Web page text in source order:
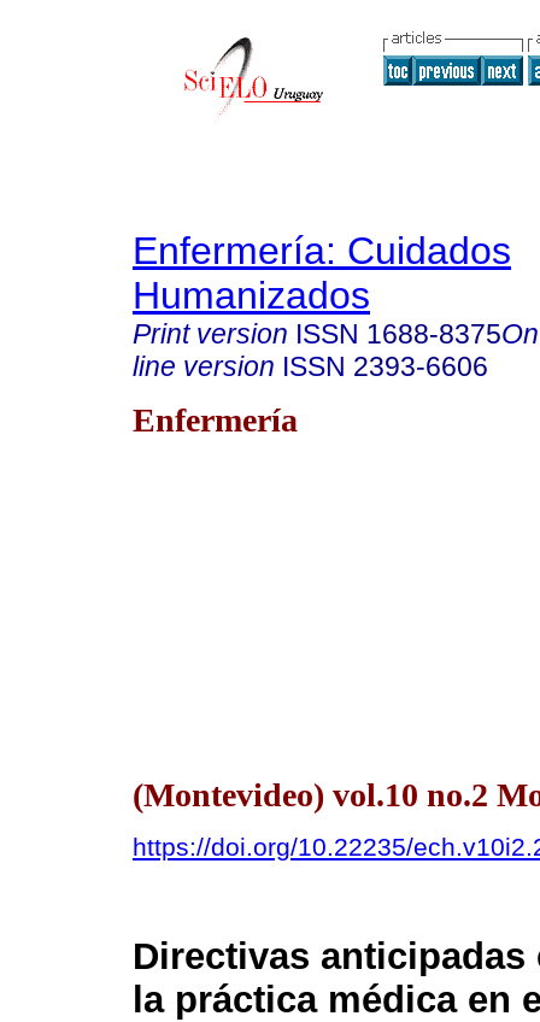
Enfermería: Cuidados
Humanizados
Print version ISSN 1688-8375
line version ISSN 2393-6606
Enfermería
(Montevideo) vol.10 no.2
https://doi.org/10.22235/
Directivas
la práctica médica en